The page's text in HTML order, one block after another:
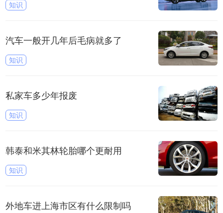
知识
汽车一般开几年后毛病就多了
知识
私家车多少年报废
知识
韩泰和米其林轮胎哪个更耐用
知识
外地车进上海市区有什么限制吗